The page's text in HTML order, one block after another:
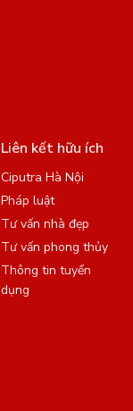
Liên kết hữu ích
Ciputra Hà Nội
Pháp luật
Tư vấn nhà đẹp
Tư vấn phong thủy
Thông tin tuyển
dụng